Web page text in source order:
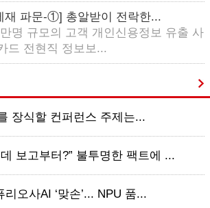
재 파문-①] 총알받이 전락한...
명 규모의 고객 개인신용정보 유출 사
드 전현직 정보보...
장식할 컨퍼런스 주제는...
보고부터?” 불투명한 팩트에 ...
오사AI ‘맞손’... NPU 품...